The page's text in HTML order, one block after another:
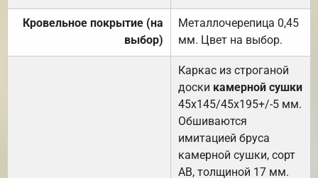
Кровельное покрытие (на
выбор)
Металлочерепица 0,45
мм. Цвет на выбор.
Каркас из строганой
доски камерной сушки
45х145/45х195+/-5 мм.
Обшиваются
имитацией бруса
камерной сушки, сорт
АВ, толщиной 17 мм.